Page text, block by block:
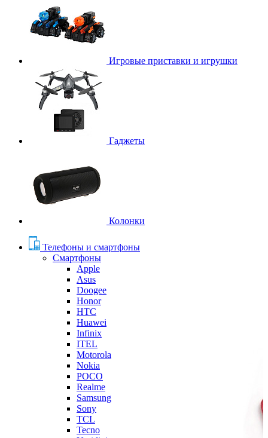
Игровые приставки и игрушки
Гаджеты
Колонки
Телефоны и смартфоны
Смартфоны
Apple
Asus
Doogee
Honor
HTC
Huawei
Infinix
ITEL
Motorola
Nokia
POCO
Realme
Samsung
Sony
TCL
Tecno